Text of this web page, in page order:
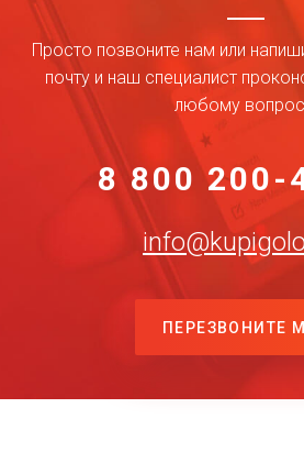
Просто позвоните нам или
почту и наш специалист
любому
8 800 200-
ПЕРЕЗВОНИТЕ